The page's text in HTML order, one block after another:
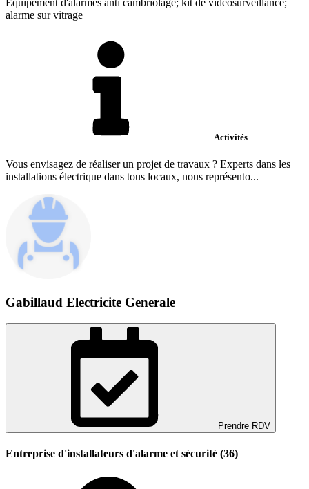
alarme sur vitrage
Activités
Vous envisagez de réaliser un projet de travaux ? Experts dans les
installations électrique dans tous locaux, nous représento...
Gabillaud Electricite Generale
Prendre RDV
Entreprise d'installateurs d'alarme et sécurité (36)